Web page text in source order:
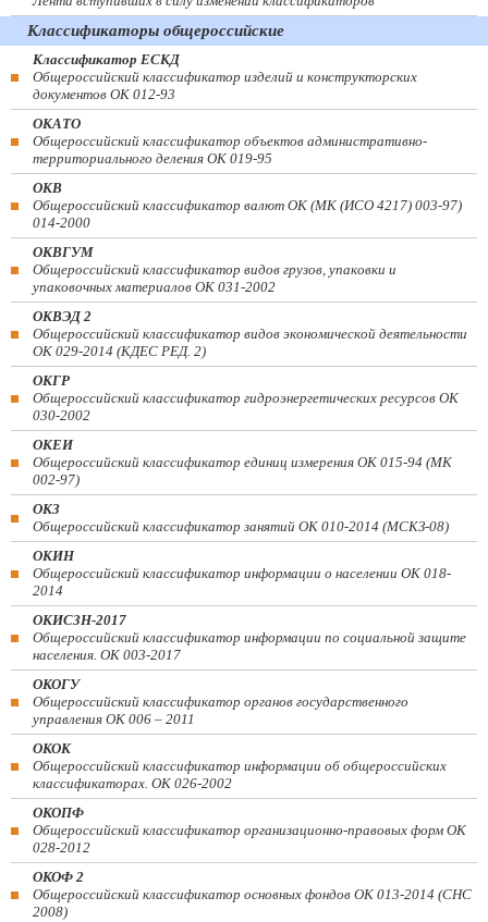
Классификаторы общероссийские
Классификатор ЕСКД
Общероссийский классификатор изделий и конструкторских
документов ОК 012-93
ОКАТО
Общероссийский классификатор объектов административно-
территориального деления ОК 019-95
ОКВ
Общероссийский классификатор валют ОК (МК (ИСО 4217) 003-97)
014-2000
ОКВГУМ
Общероссийский классификатор видов грузов, упаковки и
упаковочных материалов ОК 031-2002
ОКВЭД 2
Общероссийский классификатор видов экономической деятельности
ОК 029-2014 (КДЕС РЕД. 2)
ОКГР
Общероссийский классификатор гидроэнергетических ресурсов ОК
030-2002
ОКЕИ
Общероссийский классификатор единиц измерения ОК 015-94 (МК
002-97)
ОКЗ
Общероссийский классификатор занятий ОК 010-2014 (МСКЗ-08)
ОКИН
Общероссийский классификатор информации о населении ОК 018-
2014
ОКИСЗН-2017
Общероссийский классификатор информации по социальной защите
населения. ОК 003-2017
ОКОГУ
Общероссийский классификатор органов государственного
управления ОК 006 – 2011
ОКОК
Общероссийский классификатор информации об общероссийских
классификаторах. ОК 026-2002
ОКОПФ
Общероссийский классификатор организационно-правовых форм ОК
028-2012
ОКОФ 2
Общероссийский классификатор основных фондов ОК 013-2014 (СНС
2008)